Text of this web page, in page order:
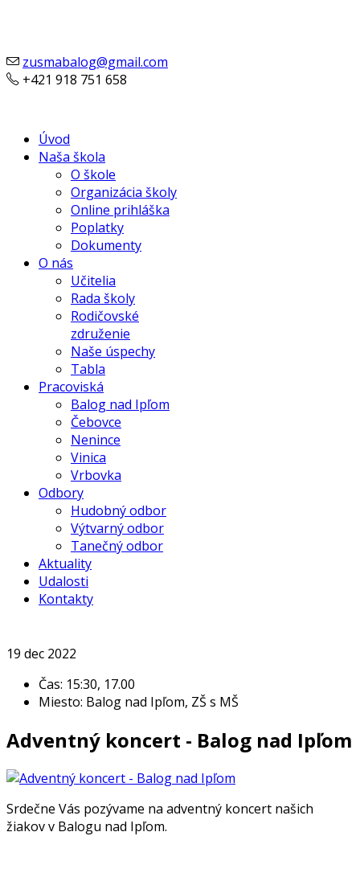
zusmabalog@gmail.com
+421 918 751 658
Úvod
Naša škola
O škole
Organizácia školy
Online prihláška
Poplatky
Dokumenty
O nás
Učitelia
Rada školy
Rodičovské
združenie
Naše úspechy
Tabla
Pracoviská
Balog nad Ipľom
Čebovce
Nenince
Vinica
Vrbovka
Odbory
Hudobný odbor
Výtvarný odbor
Tanečný odbor
Aktuality
Udalosti
Kontakty
19 dec 2022
Čas: 15:30, 17.00
Miesto: Balog nad Ipľom, ZŠ s MŠ
Adventný koncert - Balog nad Ipľom
Srdečne Vás pozývame na adventný koncert našich
žiakov v Balogu nad Ipľom.